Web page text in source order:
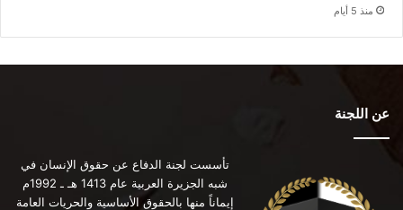
منذ 5 أيام
عن اللجنة
تأسست لجنة الدفاع عن حقوق الإنسان في
شبه الجزيرة العربية عام 1413 هـ ـ 1992م
إيماناً منها بالحقوق الأساسية والحريات العامة